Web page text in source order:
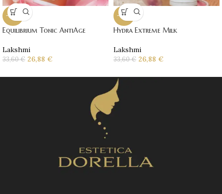
-20%
Equilibrium Tonic AntiAge
Lakshmi
33,60€ 26,88 €
-20%
Hydra Extreme Milk
Lakshmi
33,60€ 26,88 €